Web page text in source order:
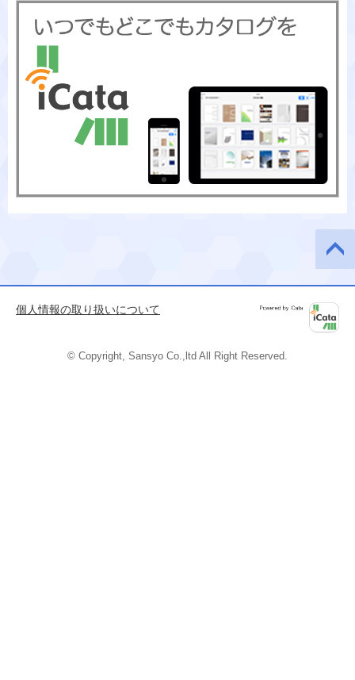
ージの
先頭へ
個人情報の取り扱いについて
© Copyright, Sansyo Co.,ltd All Right Reserved.
iCata